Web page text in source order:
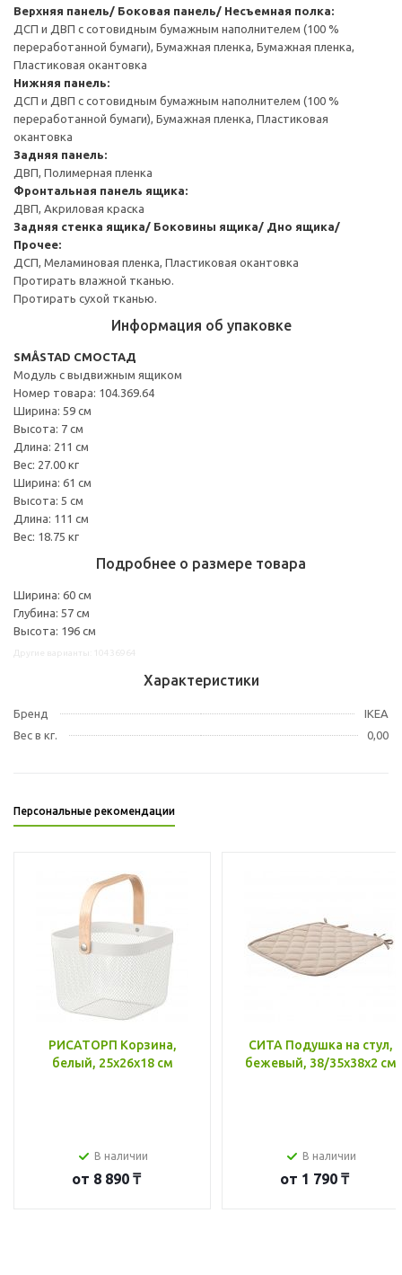
Верхняя панель/ Боковая панель/ Несъемная полка:
ДСП и ДВП с сотовидным бумажным наполнителем (100 %
переработанной бумаги), Бумажная пленка, Бумажная пленка,
Пластиковая окантовка
Нижняя панель:
ДСП и ДВП с сотовидным бумажным наполнителем (100 %
переработанной бумаги), Бумажная пленка, Пластиковая
окантовка
Задняя панель:
ДВП, Полимерная пленка
Фронтальная панель ящика:
ДВП, Акриловая краска
Задняя стенка ящика/ Боковины ящика/ Дно ящика/
Прочее:
ДСП, Меламиновая пленка, Пластиковая окантовка
Протирать влажной тканью.
Протирать сухой тканью.
Информация об упаковке
SMÅSTAD СМОСТАД
Модуль с выдвижным ящиком
Номер товара: 104.369.64
Ширина: 59 см
Высота: 7 см
Длина: 211 см
Вес: 27.00 кг
Ширина: 61 см
Высота: 5 см
Длина: 111 см
Вес: 18.75 кг
Подробнее о размере товара
Ширина: 60 см
Глубина: 57 см
Высота: 196 см
Характеристики
Бренд
IKEA
Вес в кг.
0,00
Персональные рекомендации
РИСАТОРП Корзина,
белый, 25x26x18 см
В наличии
от 8 890 ₸
СИТА Подушка на стул,
бежевый, 38/35x38x2 см
В наличии
от 1 790 ₸